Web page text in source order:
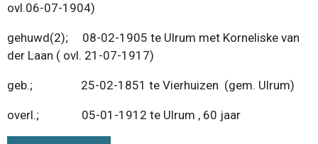
ovl.06-07-1904)
gehuwd(2); 08-02-1905 te Ulrum met Korneliske van
der Laan ( ovl. 21-07-1917)
geb.; 25-02-1851 te Vierhuizen (gem. Ulrum)
overl.; 05-01-1912 te Ulrum , 60 jaar